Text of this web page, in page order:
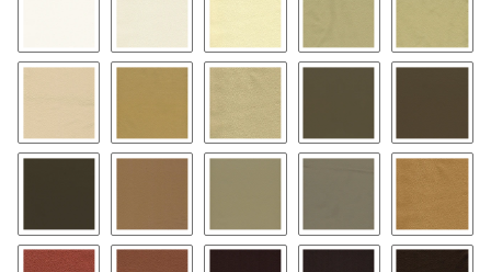
1000 - reinweiß1050 - cremeweiß1100 - creme1110 - ivory 1120 -
1150 - sand 1160 - desert1200 - beige1220 - mandelbeige
1230 -
1240 - fango1250 - beigebraun1260 - schlamm hell1270 - schlamm1300 -